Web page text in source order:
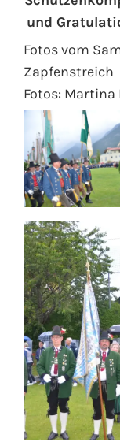
und
Fotos vom
Zapfenstreich
Fotos: Martina